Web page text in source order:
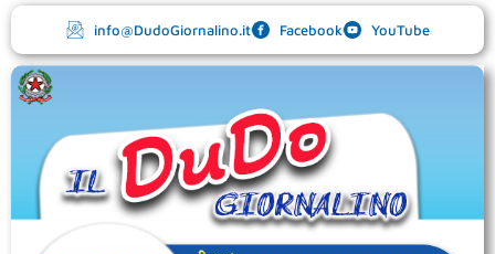
contenuto
info@DudoGiornalino.it Facebook YouTube